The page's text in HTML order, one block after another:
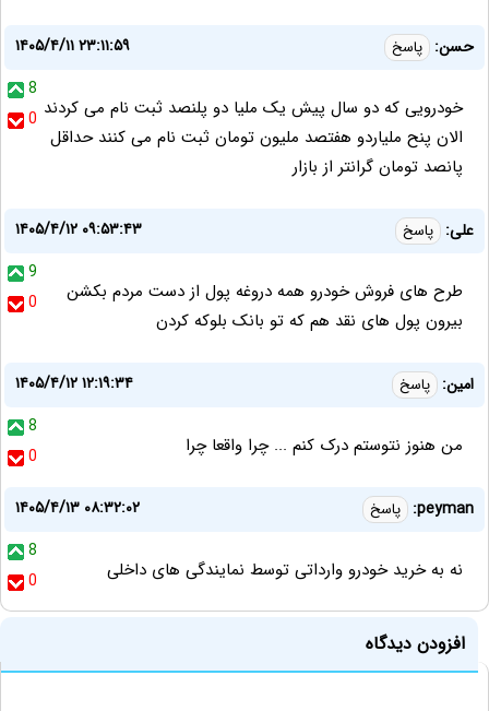
حسن: پاسخ
۱۴۰۵/۴/۱۱ ۲۳:۱۱:۵۹
8
0 خودرویی که دو سال پیش یک ملیا دو پلنصد ثبت نام می کردند
الان پنح ملیاردو هفتصد ملیون تومان ثبت نام می کنند حداقل
پانصد تومان گرانتر از بازار
علی: پاسخ
۱۴۰۵/۴/۱۲ ۰۹:۵۳:۴۳
9
0
طرح های فروش خودرو همه دروغه پول از دست مردم بکشن
بیرون پول های نقد هم که تو بانک بلوکه کردن
امین: پاسخ
۱۴۰۵/۴/۱۲ ۱۲:۱۹:۳۴
8
0
من هنوز نتوستم درک کنم ... چرا واقعا چرا
peyman: پاسخ
۱۴۰۵/۴/۱۳ ۰۸:۳۲:۰۲
8
0
نه به خرید خودرو وارداتی توسط نمایندگی های داخلی
افزودن دیدگاه